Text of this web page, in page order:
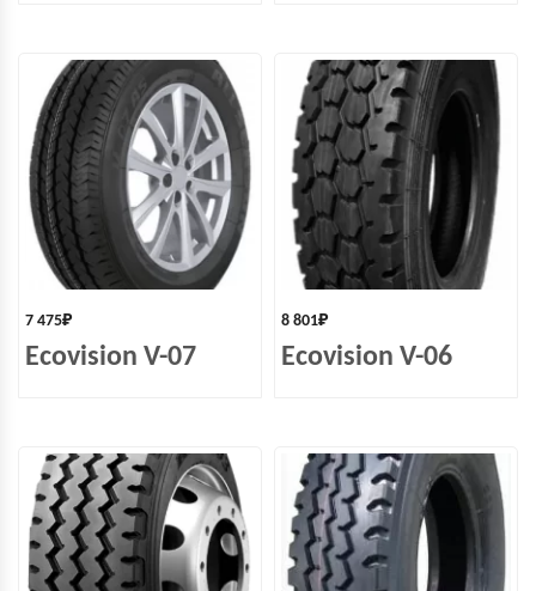
7 475₽
Ecovision V-07
8 801₽
Ecovision V-06